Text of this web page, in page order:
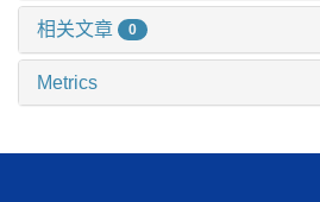
相关文章 0
Metrics